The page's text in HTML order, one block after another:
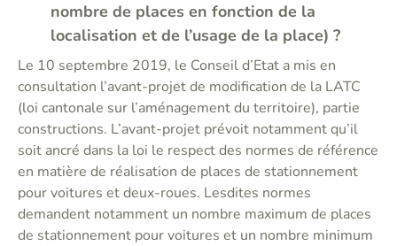
nombre de places en fonction de la
localisation et de l’usage de la place) ?
Le 10 septembre 2019, le Conseil d’Etat a mis en
consultation l’avant-projet de modification de la LATC
(loi cantonale sur l’aménagement du territoire), partie
constructions. L’avant-projet prévoit notamment qu’il
soit ancré dans la loi le respect des normes de référence
en matière de réalisation de places de stationnement
pour voitures et deux-roues. Lesdites normes
demandent notamment un nombre maximum de places
de stationnement pour voitures et un nombre minimum